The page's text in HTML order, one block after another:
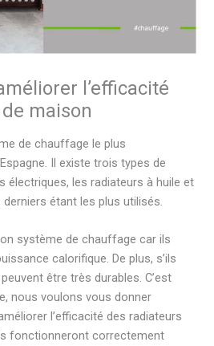
l’efficacité
maison
de chauffage le plus
Il existe trois types de
électriques, les radiateurs à huile et
étant les plus utilisés.
système de chauffage car ils
calorifique. De plus, s’ils
être très durables. C’est
nous voulons vous donner
l’efficacité des radiateurs
fonctionneront correctement